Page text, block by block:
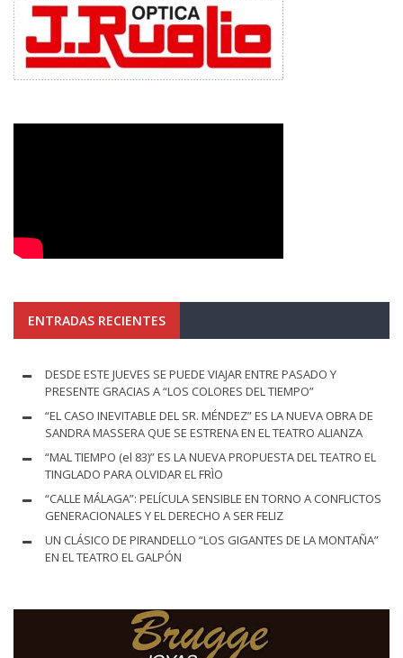
ENTRADAS RECIENTES
DESDE ESTE JUEVES SE PUEDE VIAJAR ENTRE PASADO Y
PRESENTE GRACIAS A “LOS COLORES DEL TIEMPO”
“EL CASO INEVITABLE DEL SR. MÉNDEZ” ES LA NUEVA OBRA DE
SANDRA MASSERA QUE SE ESTRENA EN EL TEATRO ALIANZA
“MAL TIEMPO (el 83)” ES LA NUEVA PROPUESTA DEL TEATRO EL
TINGLADO PARA OLVIDAR EL FRÌO
“CALLE MÁLAGA”: PELÍCULA SENSIBLE EN TORNO A CONFLICTOS
GENERACIONALES Y EL DERECHO A SER FELIZ
UN CLÁSICO DE PIRANDELLO “LOS GIGANTES DE LA MONTAÑA”
EN EL TEATRO EL GALPÓN